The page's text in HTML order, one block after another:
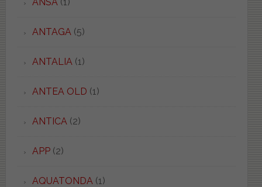
ANTAGA (5)
ANTALIA (1)
ANTEA OLD (1)
ANTICA (2)
APP(2)
AQUATONDA (1)